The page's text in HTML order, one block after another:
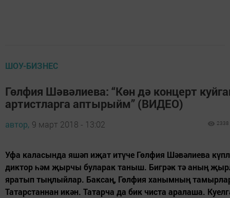
ШОУ-БИЗНЕС
Гөлфия Шәвәлиева: “Көн дә концерт
артистларга аптырыйм” (ВИДЕО)
автор, 9 март 2018 - 13:02 2338
Уфа каласында яшәп иҗат итүче Гөлфия Шәвәлиева
диктор һәм җырчы буларак таныш. Бигрәк тә аның
яратып тыңлыйлар. Баксаң, Гөлфия ханымның
Татарстаннан икән. Татарча да бик чиста аралаша.